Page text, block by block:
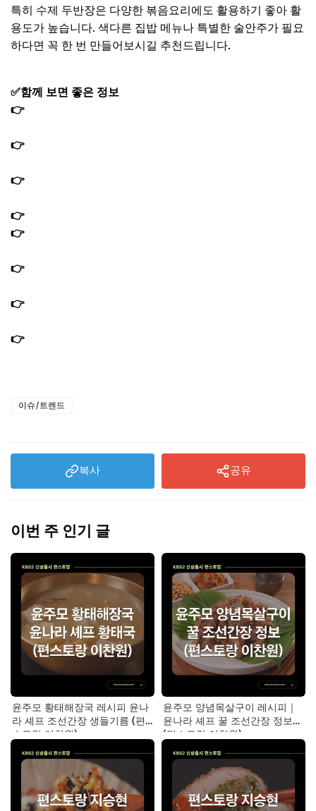
특히 수제 두반장은 다양한 볶음요리에도 활용하기 좋아 활
용도가 높습니다. 색다른 집밥 메뉴나 특별한 술안주가 필요
하다면 꼭 한 번 만들어보시길 추천드립니다.
✅함께 보면 좋은 정보
👉
👉
👉
👉
👉
👉
👉
👉
이슈/트렌드
복사 공유
이번 주 인기 글
윤주모 황태해장국 레시피 윤나
라 셰프 조선간장 생들기름 (편
스토랑 이찬원)
윤주모 양념목살구이 레시피｜
윤나라 셰프 꿀 조선간장 정보
(편스토랑 이찬원)